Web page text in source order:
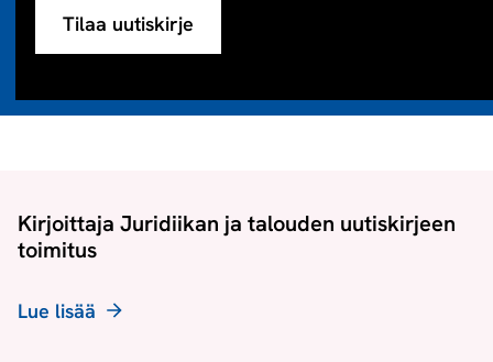
Tilaa uutiskirje
Kirjoittaja Juridiikan ja talouden uutiskirjeen
toimitus
Lue lisää